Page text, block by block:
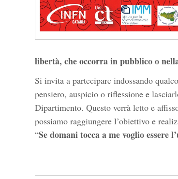
libertà, che occorra in pubblico o
Si invita a partecipare indossando
pensiero, auspicio o riflessione e
Dipartimento. Questo verrà letto e
possiamo raggiungere l’obiettivo e
“Se domani tocca a me voglio essere